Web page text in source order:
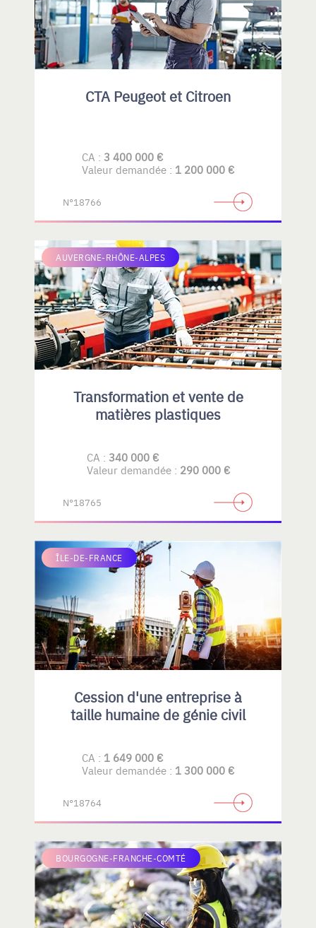
CTA Peugeot et Citroen
CA : 3 400 000 €
Valeur demandée : 1 200 000 €
N°18766
AUVERGNE-RHÔNE-ALPES
Transformation et vente de
matières plastiques
CA : 340 000 €
Valeur demandée : 290 000 €
N°18765
ÎLE-DE-FRANCE
Cession d'une entreprise à
taille humaine de génie civil
CA : 1 649 000 €
Valeur demandée : 1 300 000 €
N°18764
BOURGOGNE-FRANCHE-COMTÉ